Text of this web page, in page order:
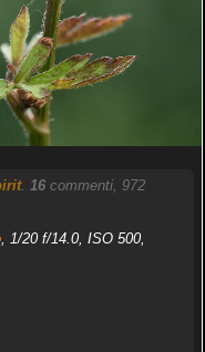
. 16commenti, 972
, 1/20 f/14.0, ISO 500,